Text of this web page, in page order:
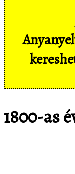
1800-as